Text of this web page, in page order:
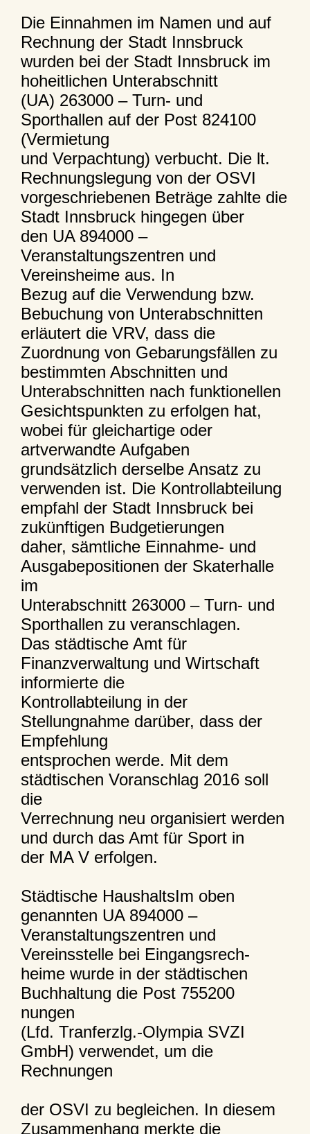
Die Einnahmen im Namen und auf
Rechnung der Stadt Innsbruck
wurden bei der Stadt Innsbruck im
hoheitlichen Unterabschnitt
(UA) 263000 – Turn- und
Sporthallen auf der Post 824100
(Vermietung
und Verpachtung) verbucht. Die lt.
Rechnungslegung von der OSVI
vorgeschriebenen Beträge zahlte die
Stadt Innsbruck hingegen über
den UA 894000 –
Veranstaltungszentren und
Vereinsheime aus. In
Bezug auf die Verwendung bzw.
Bebuchung von Unterabschnitten
erläutert die VRV, dass die
Zuordnung von Gebarungsfällen zu
bestimmten Abschnitten und
Unterabschnitten nach funktionellen
Gesichtspunkten zu erfolgen hat,
wobei für gleichartige oder
artverwandte Aufgaben
grundsätzlich derselbe Ansatz zu
verwenden ist. Die Kontrollabteilung
empfahl der Stadt Innsbruck bei
zukünftigen Budgetierungen
daher, sämtliche Einnahme- und
Ausgabepositionen der Skaterhalle
im
Unterabschnitt 263000 – Turn- und
Sporthallen zu veranschlagen.
Das städtische Amt für
Finanzverwaltung und Wirtschaft
informierte die
Kontrollabteilung in der
Stellungnahme darüber, dass der
Empfehlung
entsprochen werde. Mit dem
städtischen Voranschlag 2016 soll
die
Verrechnung neu organisiert werden
und durch das Amt für Sport in
der MA V erfolgen.
Städtische HaushaltsIm oben
genannten UA 894000 –
Veranstaltungszentren und
Vereinsstelle bei Eingangsrech-
heime wurde in der städtischen
Buchhaltung die Post 755200
nungen
(Lfd. Tranferzlg.-Olympia SVZI
GmbH) verwendet, um die
Rechnungen
der OSVI zu begleichen. In diesem
Zusammenhang merkte die